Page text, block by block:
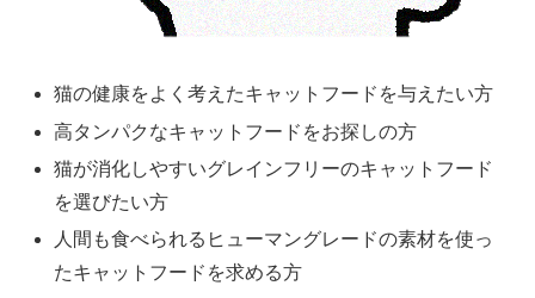
猫の健康をよく考えたキャットフードを与えたい方
高タンパクなキャットフードをお探しの方
猫が消化しやすいグレインフリーのキャットフード
を選びたい方
人間も食べられるヒューマングレードの素材を使っ
たキャットフードを求める方